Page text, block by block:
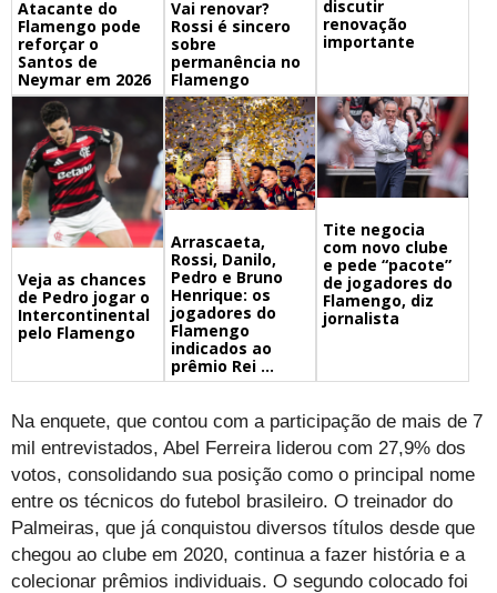
Atacante do
Flamengo pode
reforçar o
Santos de
Neymar em 2026
Vai renovar?
Rossi é sincero
sobre
permanência no
Flamengo
discutir
renovação
importante
Veja as chances
de Pedro jogar o
Intercontinental
pelo Flamengo
Arrascaeta,
Rossi, Danilo,
Pedro e Bruno
Henrique: os
jogadores do
Flamengo
indicados ao
prêmio Rei ...
Tite negocia
com novo clube
e pede “pacote”
de jogadores do
Flamengo, diz
jornalista
Na enquete, que contou com a participação de mais de 7
mil entrevistados, Abel Ferreira liderou com 27,9% dos
votos, consolidando sua posição como o principal nome
entre os técnicos do futebol brasileiro. O treinador do
Palmeiras, que já conquistou diversos títulos desde que
chegou ao clube em 2020, continua a fazer história e a
colecionar prêmios individuais. O segundo colocado foi